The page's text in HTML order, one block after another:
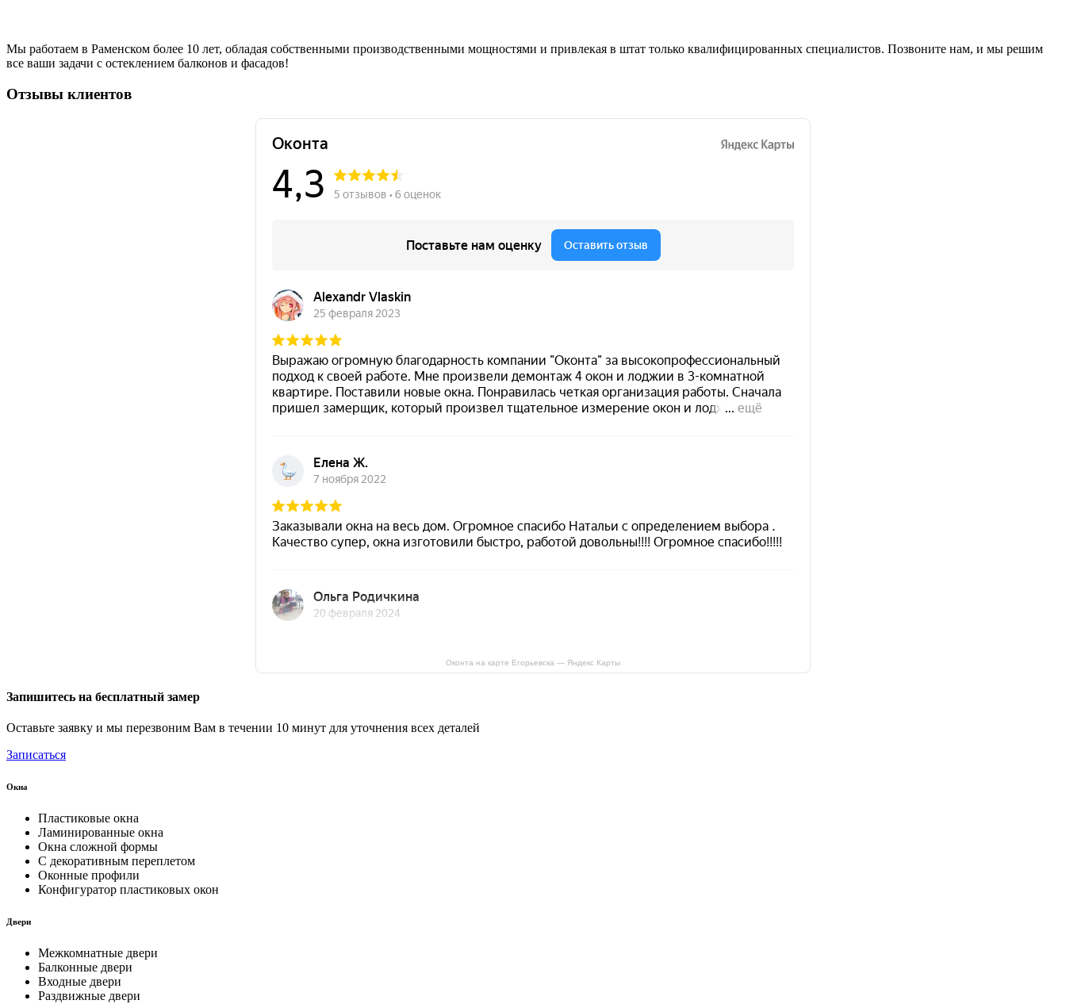
Мы работаем в Раменском более 10 лет, обладая собственными производственными мощностями и привлекая в штат только квалифицированных специалистов. Позвоните нам, и мы решим
все ваши задачи с остеклением балконов и фасадов!
Отзывы клиентов
Оконта на карте Егорьевска — Яндекс Карты
Запишитесь на бесплатный замер
Оставьте заявку и мы перезвоним Вам в течении 10 минут для уточнения всех деталей
Записаться
Окна
Пластиковые окна
Ламинированные окна
Окна сложной формы
С декоративным переплетом
Оконные профили
Конфигуратор пластиковых окон
Двери
Межкомнатные двери
Балконные двери
Входные двери
Раздвижные двери